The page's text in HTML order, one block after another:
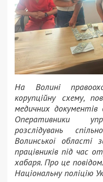
На Волині
корупційну схему,
медичних документів
Оперативники
розслідувань
Волинської області
працівників під час
хабаря. Про це
Національну поліцію